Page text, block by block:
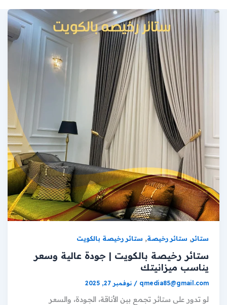
ستائر,ستائر رخيصة,ستائر رخيصة بالكويت
ستائر رخيصة بالكويت | جودة عالية وسعر
يناسب ميزانيتك
qmedia85@gmail.com
/ نوفمبر 27, 2025
لو تدور على ستائر تجمع بين الأناقة، الجودة، والسعر